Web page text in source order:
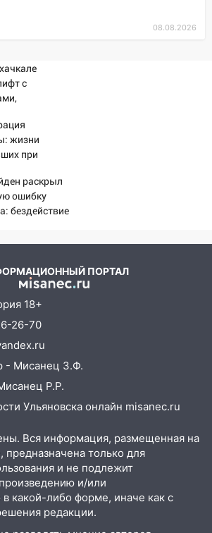
до прогулки с
ульяновской
компании» будут
48,4 млн рублей
дорогах: пострадали
мотоциклисты и
крупных аварий в
со свечой, 16 сгоревших
мост в
закрытым до
готовит сюрприз: гороскоп
кому повезет с
ждет неожиданная
области объявили
звучат сирены
07.08.2026
аграрии смогут
с отсрочкой платежа
08.08.2026
с
жизни
при
раскрыл
ошибку
бездействие
ПОРТАЛ
18+
26-70
- Мисанец З.Ф.
Р.Р.
Ульяновска онлайн misanec.ru
Вся информация, размещенная на
предназначена только для
и не подлежит
и/или
какой-либо форме, иначе как с
редакции.